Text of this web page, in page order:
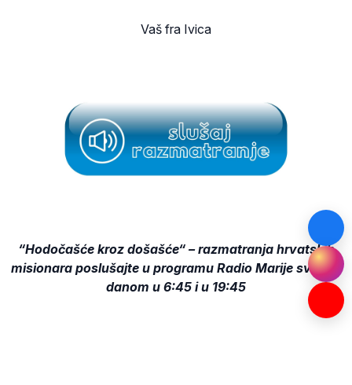
Vaš fra Ivica
“Hodočašće kroz došašće“ – razmatranja hrvatskih
misionara poslušajte u programu Radio Marije svakim
danom u 6:45 i u 19:45